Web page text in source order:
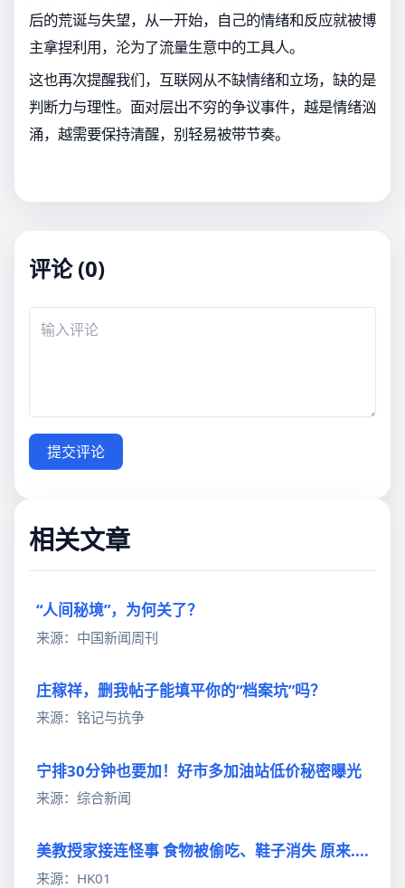
后的荒诞与失望，从一开始，自己的情绪和反应就被博
主拿捏利用，沦为了流量生意中的工具人。
这也再次提醒我们，互联网从不缺情绪和立场，缺的是
判断力与理性。面对层出不穷的争议事件，越是情绪汹
涌，越需要保持清醒，别轻易被带节奏。
评论 (0)
提交评论
相关文章
“人间秘境”，为何关了？
来源：中国新闻周刊
庄稼祥，删我帖子能填平你的“档案坑”吗？
来源：铭记与抗争
宁排30分钟也要加！好市多加油站低价秘密曝光
来源：综合新闻
美教授家接连怪事 食物被偷吃、鞋子消失 原来....
来源：HK01